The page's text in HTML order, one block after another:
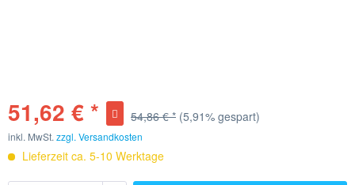
51,62 € * 54,86 € * (5,91% gespart)
inkl. MwSt. zzgl. Versandkosten
Lieferzeit ca. 5-10 Werktage